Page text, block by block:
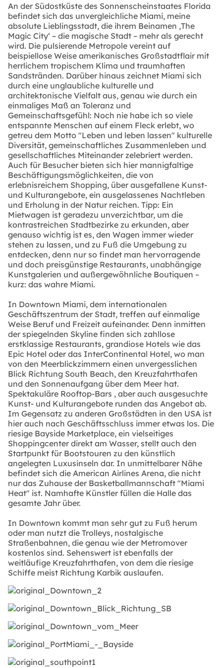
An der Südostküste des Sonnenscheinstaates Florida
befindet sich das unvergleichliche Miami, meine
absolute Lieblingsstadt, die ihrem Beinamen ‚The
Magic City‘ – die magische Stadt – mehr als gerecht
wird. Die pulsierende Metropole vereint auf
beispiellose Weise amerikanisches Großstadtflair mit
herrlichem tropischem Klima und traumhaften
Sandstränden. Darüber hinaus zeichnet Miami sich
durch eine unglaubliche kulturelle und
architektonische Vielfalt aus, genau wie durch ein
einmaliges Maß an Toleranz und
Gemeinschaftsgefühl: Noch nie habe ich so viele
entspannte Menschen auf einem Fleck erlebt, wo
getreu dem Motto "Leben und leben lassen" kulturelle
Diversität, gemeinschaftliches Zusammenleben und
gesellschaftliches Miteinander zelebriert werden.
Auch für Besucher bieten sich hier mannigfaltige
Beschäftigungsmöglichkeiten, die von
erlebnisreichem Shopping, über ausgefallene Kunst-
und Kulturangebote, ein ausgelassenes Nachtleben
und Erholung in der Natur reichen. Tipp: Ein
Mietwagen ist geradezu unverzichtbar, um die
kontrastreichen Stadtbezirke zu erkunden, aber
genauso wichtig ist es, den Wagen immer wieder
stehen zu lassen, und zu Fuß die Umgebung zu
entdecken, denn nur so findet man hervorragende
und doch preisgünstige Restaurants, unabhängige
Kunstgalerien und außergewöhnliche Boutiquen –
kurz: das wahre Miami.
In Downtown Miami, dem internationalen
Geschäftszentrum der Stadt, treffen auf einmalige
Weise Beruf und Freizeit aufeinander. Denn inmitten
der spiegelnden Skyline finden sich zahllose
erstklassige Restaurants, grandiose Hotels wie das
Epic Hotel oder das InterContinental Hotel, wo man
von den Meerblickzimmern einen unvergesslichen
Blick Richtung South Beach, den Kreuzfahrthafen
und den Sonnenaufgang über dem Meer hat.
Spektakuläre Rooftop-Bars , aber auch ausgesuchte
Kunst- und Kulturangebote runden das Angebot ab.
Im Gegensatz zu anderen Großstädten in den USA ist
hier auch nach Geschäftsschluss immer etwas los. Die
riesige Bayside Marketplace, ein vielseitiges
Shoppingcenter direkt am Wasser, stellt auch den
Startpunkt für Bootstouren zu den künstlich
angelegten Luxusinseln dar. In unmittelbarer Nähe
befindet sich die American Airlines Arena, die nicht
nur das Zuhause der Basketballmannschaft "Miami
Heat" ist. Namhafte Künstler füllen die Halle das
gesamte Jahr über.
In Downtown kommt man sehr gut zu Fuß herum
oder man nutzt die Trolleys, nostalgische
Straßenbahnen, die genau wie der Metromover
kostenlos sind. Sehenswert ist ebenfalls der
weitläufige Kreuzfahrthafen, von dem die riesige
Schiffe meist Richtung Karbik auslaufen.